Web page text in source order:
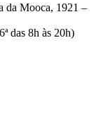
da Mooca, 1921 –
das 8h às 20h)